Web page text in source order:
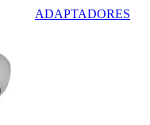
ADAPTADORES